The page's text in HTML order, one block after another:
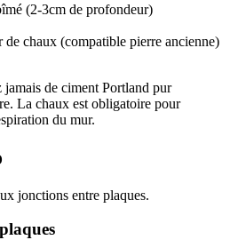
(2-3cm de profondeur)
chaux (compatible pierre ancienne)
jamais de ciment Portland pur
La chaux est obligatoire pour
du mur.
jonctions entre plaques.